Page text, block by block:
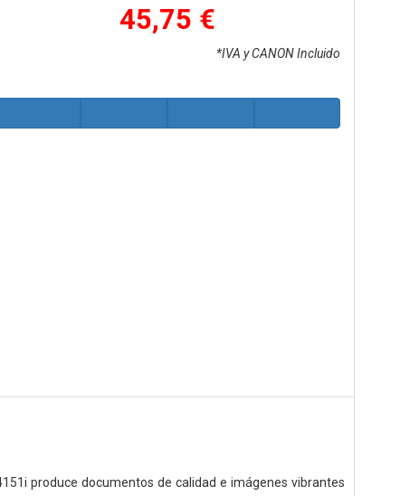
45,75 €
*IVA y CANON Incluido
produce documentos de calidad e imágenes vibrantes